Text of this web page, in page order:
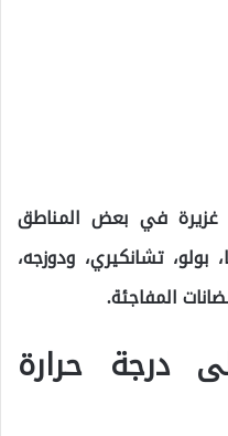
غزيرة في بعض المناطق
تشانكيري، ودوزجه،
المفاجئة.
درجة حرارة